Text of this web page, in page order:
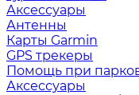
Аксессуары
Антенны
Карты Garmin
GPS трекеры
Помощь при
Аксессуары